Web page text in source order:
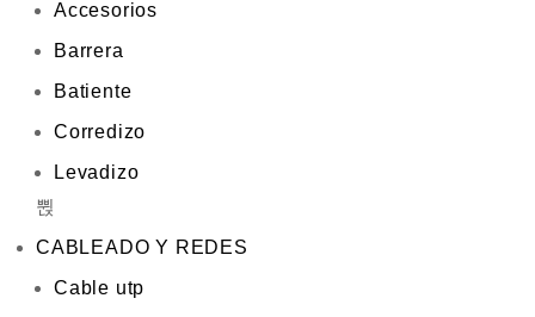
Accesorios
Barrera
Batiente
Corredizo
Levadizo
CABLEADO Y REDES
Cable utp